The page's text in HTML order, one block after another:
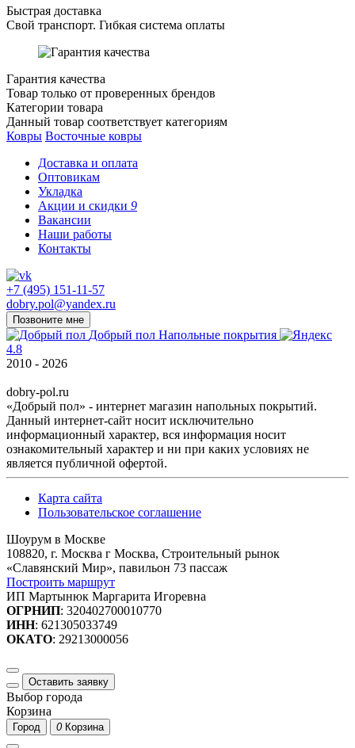
Быстрая доставка
Свой транспорт. Гибкая система оплаты
Гарантия качества
Товар только от проверенных брендов
Категории товара
Данный товар соответствует категориям
Ковры Восточные ковры
Доставка и оплата
Оптовикам
Укладка
Акции и скидки 9
Вакансии
Наши работы
Контакты
+7 (495) 151-11-57
dobry.pol@yandex.ru
Позвоните мне
Добрый пол Напольные покрытия
4.8
2010 - 2026
dobry-pol.ru
«Добрый пол» - интернет магазин напольных покрытий.
Данный интернет-сайт носит исключительно
информационный характер, вся информация носит
ознакомительный характер и ни при каких условиях не
является публичной офертой.
Карта сайта
Пользовательское соглашение
Шоурум в Москве
108820, г. Москва г Москва, Строительный рынок
«Славянский Мир», павильон 73 пассаж
Построить маршрут
ИП Мартынюк Маргарита Игоревна
ОГРНИП: 320402700010770
ИНН: 621305033749
ОКАТО: 29213000056
Оставить заявку
Выбор города
Корзина
Город 0 Корзина